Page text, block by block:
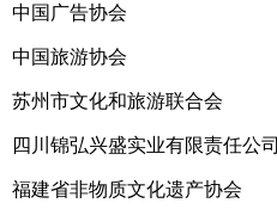
中国广告协会
中国旅游协会
苏州市文化和旅游联合会
四川锦弘兴盛实业有限责任公司
福建省非物质文化遗产协会